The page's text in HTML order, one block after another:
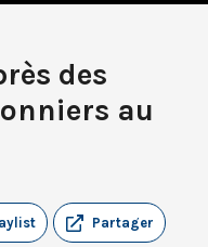
des
au
Partager